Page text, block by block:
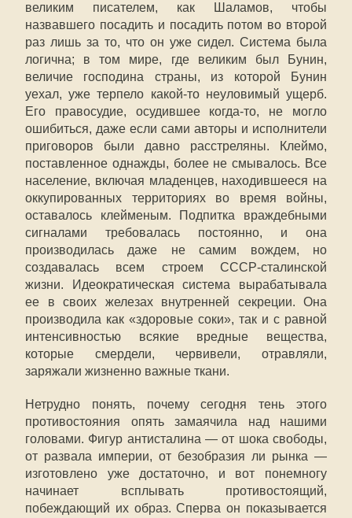
великим писателем, как Шаламов, чтобы
назвавшего посадить и посадить потом во второй
раз лишь за то, что он уже сидел. Система была
логична; в том мире, где великим был Бунин,
величие господина страны, из которой Бунин
уехал, уже терпело какой-то неуловимый ущерб.
Его правосудие, осудившее когда-то, не могло
ошибиться, даже если сами авторы и исполнители
приговоров были давно расстреляны. Клеймо,
поставленное однажды, более не смывалось. Все
население, включая младенцев, находившееся на
оккупированных территориях во время войны,
оставалось клейменым. Подпитка враждебными
сигналами требовалась постоянно, и она
производилась даже не самим вождем, но
создавалась всем строем СССР-сталинской
жизни. Идеократическая система вырабатывала
ее в своих железах внутренней секреции. Она
производила как «здоровые соки», так и с равной
интенсивностью всякие вредные вещества,
которые смердели, червивели, отравляли,
заряжали жизненно важные ткани.
Нетрудно понять, почему сегодня тень этого
противостояния опять замаячила над нашими
головами. Фигур антисталина — от шока свободы,
от развала империи, от безобразия ли рынка —
изготовлено уже достаточно, и вот понемногу
начинает всплывать противостоящий,
побеждающий их образ. Сперва он показывается